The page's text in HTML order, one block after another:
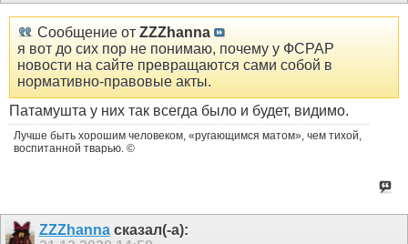
Сообщение от ZZZhanna
я вот до сих пор не понимаю, почему у ФСРАР
новости на сайте превращаются сами собой в
нормативно-правовые акты.
Патамушта у них так всегда было и будет, видимо.
Лучше быть хорошим человеком, «ругающимся матом», чем тихой,
воспитанной тварью. ©
ZZZhannaсказал(-а):